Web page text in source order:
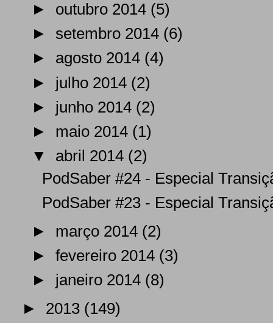
► outubro 2014 (5)
► setembro 2014 (6)
► agosto 2014 (4)
► julho 2014 (2)
► junho 2014 (2)
► maio 2014 (1)
▼ abril 2014 (2)
PodSaber #24 - Especial
PodSaber #23 - Especial
► março 2014 (2)
►fevereiro 2014 (3)
► janeiro 2014 (8)
► 2013 (149)